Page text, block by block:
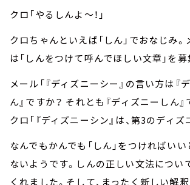
クロ「やるしんよ～！」
クロちゃんといえば「しん」でおなじみ
は「しんをつけて呼んでほしい文章」を募
メール「『ディズニーシー』の言い方は『
ん』ですか？ それとも『ディズニーしん』
クロ「『ディズニーシン』は、第3のディズ
なんでもかんでも「しん」をつければい
ないようです。しんの正しい文法につい
くれました。そして、まったく新しい解